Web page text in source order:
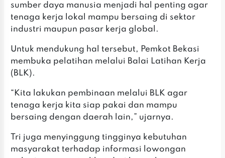
sumber daya manusia menjadi hal penting agar
tenaga kerja lokal mampu bersaing di sektor
industri maupun pasar kerja global.
‎‎Untuk mendukung hal tersebut, Pemkot Bekasi
membuka pelatihan melalui Balai Latihan Kerja
(BLK).
‎“Kita lakukan pembinaan melalui BLK agar
tenaga kerja kita siap pakai dan mampu
bersaing dengan daerah lain,” ujarnya.
‎Tri juga menyinggung tingginya kebutuhan
masyarakat terhadap informasi lowongan